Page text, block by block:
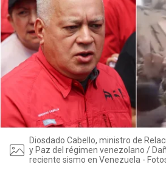
Diosdado Cabello, ministro de
y Paz del régimen venezolano /
reciente sismo en Venezuela -